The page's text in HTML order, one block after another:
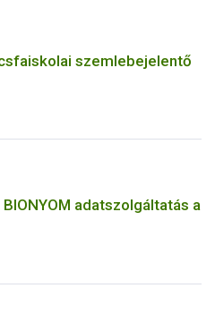
szemlebejelentő
adatszolgáltatás a